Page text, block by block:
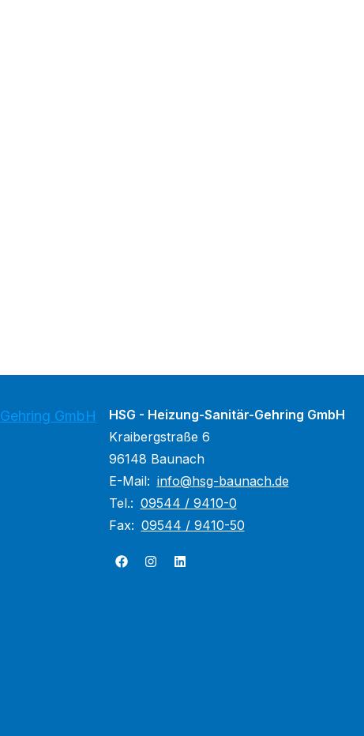
GmbH
HSG - Heizung-Sanitär-Gehring GmbH
Kraibergstraße 6
96148 Baunach
E-Mail: info@hsg-baunach.de
Tel.: 09544 / 9410-0
Fax: 09544 / 9410-50